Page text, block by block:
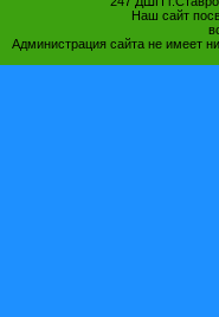
Наш сайт
Администрация сайта не имеет